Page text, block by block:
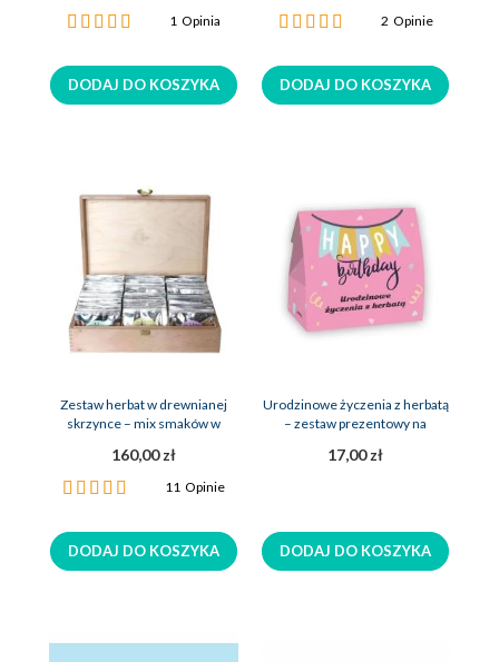
Ocena:
1 Opinia
DODAJ DO KOSZYKA
Ocena:
2 Opinie
DODAJ DO KOSZYKA
Zestaw herbat w drewnianej
skrzynce – mix smaków w
160,00 zł
Ocena:
11 Opinie
DODAJ DO KOSZYKA
Urodzinowe życzenia z herbatą
– zestaw prezentowy na
17,00 zł
DODAJ DO KOSZYKA